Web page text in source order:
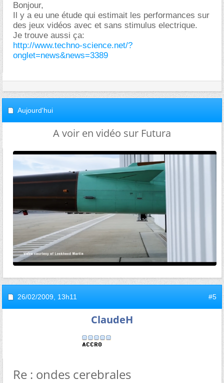
Bonjour,
Il y a eu une étude qui estimait les performances sur
des jeux vidéos avec et sans stimulus electrique.
Je trouve aussi ça:
http://www.techno-science.net/?
onglet=news&news=3389
Aujourd'hui
A voir en vidéo sur Futura
26/02/2009, 13h11 #5
ClaudeH
Re : ondes cerebrales